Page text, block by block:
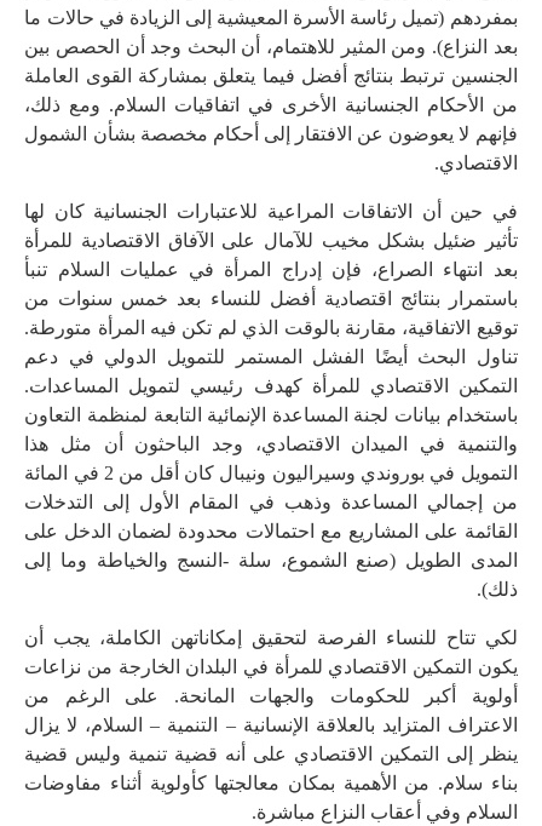
بمفردهم (تميل رئاسة الأسرة المعيشية إلى الزيادة في حالات ما
بعد النزاع). ومن المثير للاهتمام، أن البحث وجد أن الحصص بين
الجنسين ترتبط بنتائج أفضل فيما يتعلق بمشاركة القوى العاملة
من الأحكام الجنسانية الأخرى في اتفاقيات السلام. ومع ذلك،
فإنهم لا يعوضون عن الافتقار إلى أحكام مخصصة بشأن الشمول
الاقتصادي.
في حين أن الاتفاقات المراعية للاعتبارات الجنسانية كان لها
تأثير ضئيل بشكل مخيب للآمال على الآفاق الاقتصادية للمرأة
بعد انتهاء الصراع، فإن إدراج المرأة في عمليات السلام تنبأ
باستمرار بنتائج اقتصادية أفضل للنساء بعد خمس سنوات من
توقيع الاتفاقية، مقارنة بالوقت الذي لم تكن فيه المرأة متورطة.
تناول البحث أيضًا الفشل المستمر للتمويل الدولي في دعم
التمكين الاقتصادي للمرأة كهدف رئيسي لتمويل المساعدات.
باستخدام بيانات لجنة المساعدة الإنمائية التابعة لمنظمة التعاون
والتنمية في الميدان الاقتصادي، وجد الباحثون أن مثل هذا
التمويل في بوروندي وسيراليون ونيبال كان أقل من 2 في المائة
من إجمالي المساعدة وذهب في المقام الأول إلى التدخلات
القائمة على المشاريع مع احتمالات محدودة لضمان الدخل على
المدى الطويل (صنع الشموع، سلة -النسج والخياطة وما إلى
ذلك).
لكي تتاح للنساء الفرصة لتحقيق إمكاناتهن الكاملة، يجب أن
يكون التمكين الاقتصادي للمرأة في البلدان الخارجة من نزاعات
أولوية أكبر للحكومات والجهات المانحة. على الرغم من
الاعتراف المتزايد بالعلاقة الإنسانية – التنمية – السلام، لا يزال
ينظر إلى التمكين الاقتصادي على أنه قضية تنمية وليس قضية
بناء سلام. من الأهمية بمكان معالجتها كأولوية أثناء مفاوضات
السلام وفي أعقاب النزاع مباشرة.